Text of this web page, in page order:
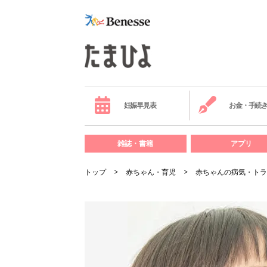
妊娠早見表 お金・手続き
雑誌・書籍 アプリ
トップ 赤ちゃん・育児 赤ちゃんの病気・ト